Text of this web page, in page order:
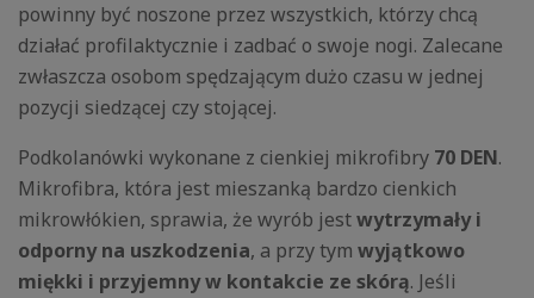
powinny być noszone przez wszystkich, którzy chcą
działać profilaktycznie i zadbać o swoje nogi. Zalecane
zwłaszcza osobom spędzającym dużo czasu w jednej
pozycji siedzącej czy stojącej.
Podkolanówki wykonane z cienkiej mikrofibry 70 DEN.
Mikrofibra, która jest mieszanką bardzo cienkich
mikrowłókien, sprawia, że wyrób jestwytrzymały i
odporny na uszkodzenia, a przy tym wyjątkowo
miękki i przyjemny w kontakcie ze skórą. Jeśli